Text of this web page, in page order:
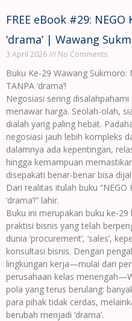
FREE eBook #29: NEGO
‘drama’ | Wawang
3 April 2026 No Comments
Buku Ke-29 Wawang Sukmoro:
TANPA ‘drama’!
Negosiasi sering
menawar harga. Seolah-olah,
dialah yang paling hebat.
negosiasi jauh lebih kompleks
dalamnya ada kepentingan,
hingga kemampuan
disepakati benar-benar bisa
Dari realitas itulah buku “NEGO
‘drama’!” lahir.
Buku ini merupakan buku ke-
praktisi bisnis yang telah
dunia ‘procurement’, ‘sales’,
konsultasi bisnis. Dengan
lingkungan kerja—mulai dari
perusahaan kelas
pola yang terus berulang:
para pihak tidak cerdas,
berubah menjadi ‘drama’.